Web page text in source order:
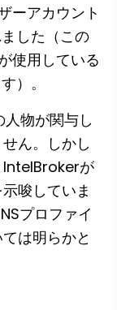
ーアカウント
した（この
使用している
）。
物が関与し
ん。しかし
IntelBrokerが
唆していま
プロファイ
は明らかと